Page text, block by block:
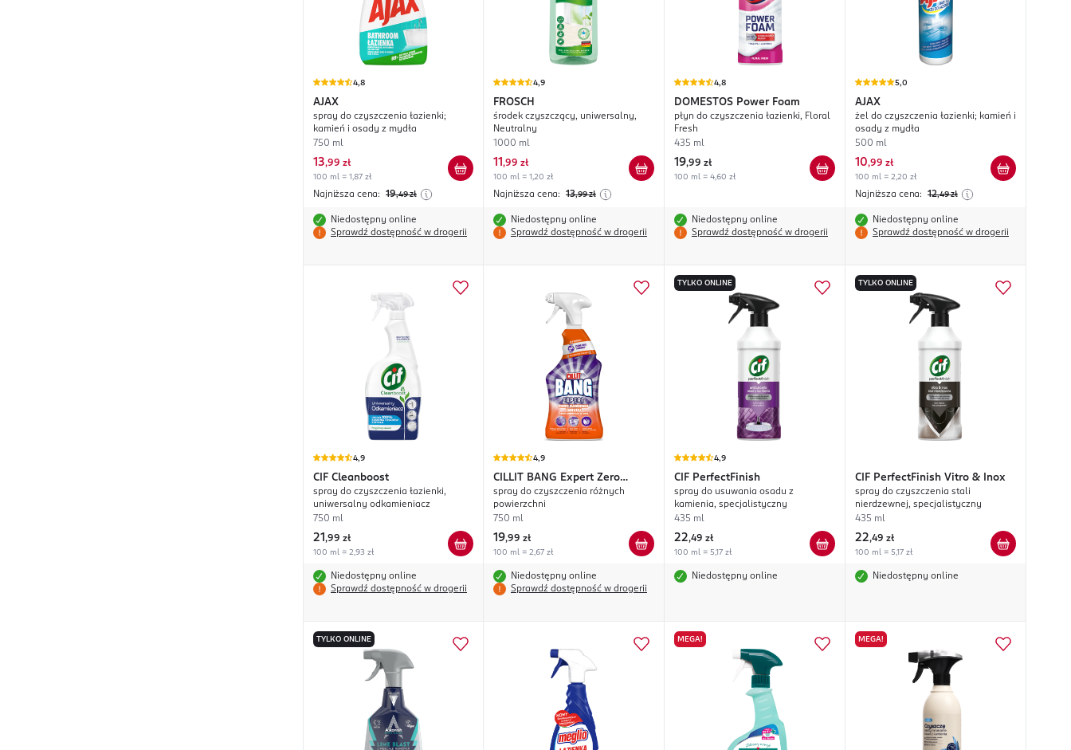
4,8
AJAX
spray do czyszczenia łazienki;
kamień i osady z mydła
750 ml
13,99 zł
100 ml = 1,87 zł
Najniższa cena: 19,49 zł
Niedostępny online
Sprawdź dostępność w drogerii
4,9
FROSCH
środek czyszczący, uniwersalny,
Neutralny
1000 ml
11 ,99 zł
100 ml = 1,20 zł
Najniższa cena: 13,99 zł
Niedostępny online
Sprawdź dostępność w drogerii
4,8
DOMESTOS Power Foam
płyn do czyszczenia łazienki, Floral
Fresh
435 ml
19,99 zł
100 ml = 4,60 zł
Niedostępny online
Sprawdź dostępność w drogerii
5,0
AJAX
żel do czyszczenia łazienki; kamień i
osady z mydła
500 ml
10,99 zł
100 ml = 2,20 zł
Najniższa cena: 12,49 zł
Niedostępny online
Sprawdź dostępność w drogerii
4,9
CIF Cleanboost
spray do czyszczenia łazienki,
uniwersalny odkamieniacz
750 ml
21 ,99 zł
100 ml = 2,93 zł
Niedostępny online
Sprawdź dostępność w drogerii
4,9
CILLIT BANG Expert Zero
Kamienia i Brudu
spray do czyszczenia różnych
powierzchni
750 ml
19,99 zł
100 ml = 2,67 zł
Niedostępny online
Sprawdź dostępność w drogerii
TYLKO ONLINE
4,9
CIF PerfectFinish
spray do usuwania osadu z
kamienia, specjalistyczny
435 ml
22,49 zł
100 ml = 5,17 zł
Niedostępny online
TYLKO ONLINE
CIF PerfectFinish Vitro & Inox
spray do czyszczenia stali
nierdzewnej, specjalistyczny
435 ml
22,49 zł
100 ml = 5,17 zł
Niedostępny online
TYLKO ONLINE MEGA! MEGA!